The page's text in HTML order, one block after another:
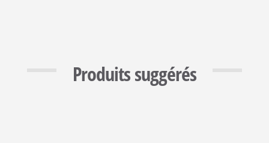
Produits suggérés